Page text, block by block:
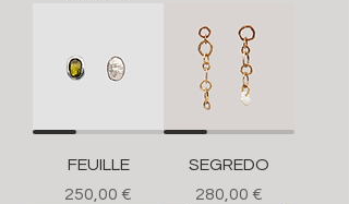
FEUILLE
Prezzo
250,00 €
SEGREDO
Prezzo
280,00 €